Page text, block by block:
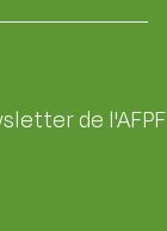
de l'AFPF